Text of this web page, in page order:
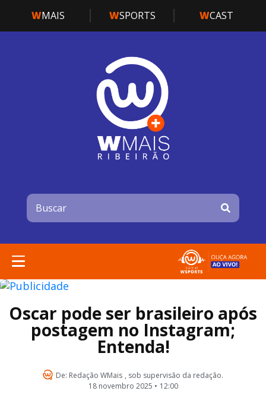
WMAIS WSPORTS WCAST
Oscar pode ser brasileiro após
postagem no Instagram;
Entenda!
De: Redação WMais , sob supervisão da redação.
18 novembro 2025 • 12:00